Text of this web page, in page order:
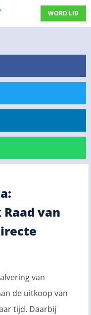
WORD LID
van
van
de uitkoop van
tijd. Daarbij